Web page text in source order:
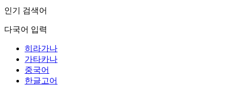
인기 검색어
다국어 입력
히라가나
가타카나
중국어
한글고어